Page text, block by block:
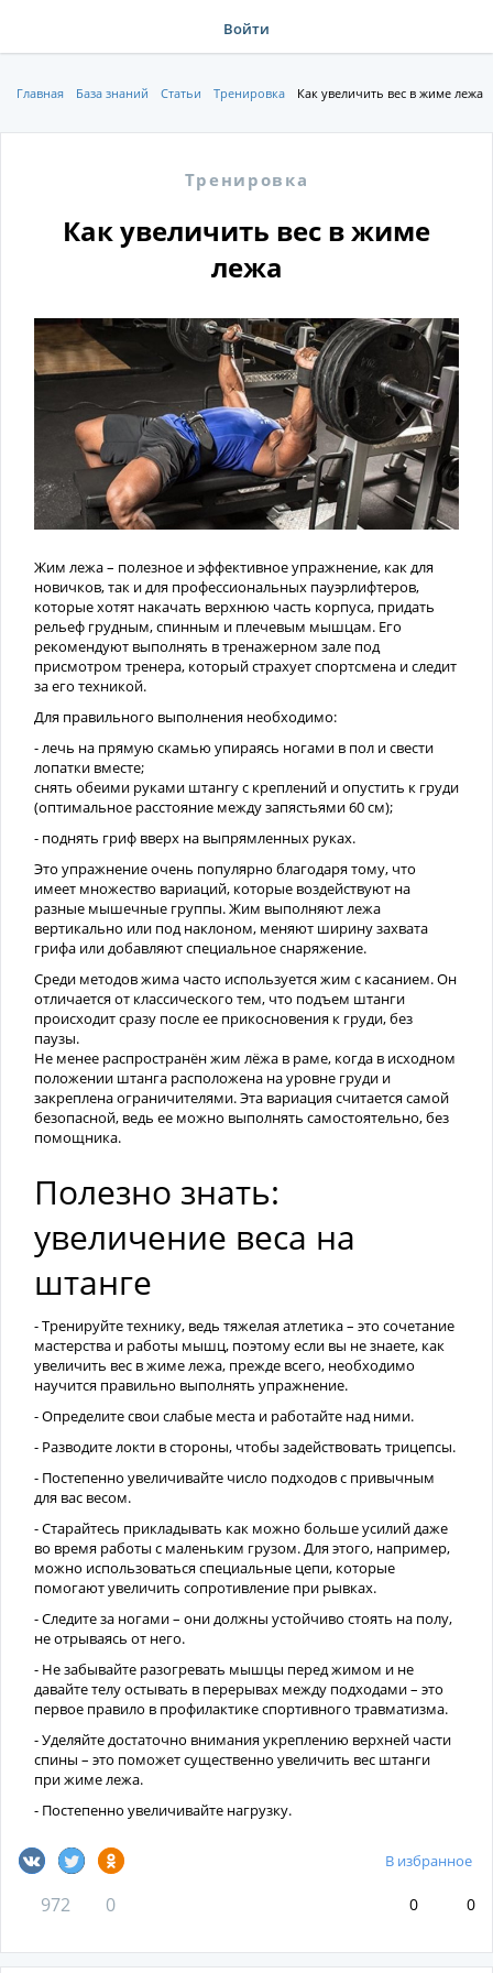
Войти
Главная База знаний Статьи Тренировка Как увеличить вес в жиме лежа
Тренировка
Как увеличить вес в жиме
лежа
Жим лежа – полезное и эффективное упражнение, как для
новичков, так и для профессиональных пауэрлифтеров,
которые хотят накачать верхнюю часть корпуса, придать
рельеф грудным, спинным и плечевым мышцам. Его
рекомендуют выполнять в тренажерном зале под
присмотром тренера, который страхует спортсмена и следит
за его техникой.
Для правильного выполнения необходимо:
- лечь на прямую скамью упираясь ногами в пол и свести
лопатки вместе;
снять обеими руками штангу с креплений и опустить к груди
(оптимальное расстояние между запястьями 60 см);
- поднять гриф вверх на выпрямленных руках.
Это упражнение очень популярно благодаря тому, что
имеет множество вариаций, которые воздействуют на
разные мышечные группы. Жим выполняют лежа
вертикально или под наклоном, меняют ширину захвата
грифа или добавляют специальное снаряжение.
Среди методов жима часто используется жим с касанием. Он
отличается от классического тем, что подъем штанги
происходит сразу после ее прикосновения к груди, без
паузы.
Не менее распространён жим лёжа в раме, когда в исходном
положении штанга расположена на уровне груди и
закреплена ограничителями. Эта вариация считается самой
безопасной, ведь ее можно выполнять самостоятельно, без
помощника.
Полезно знать:
увеличение веса на
штанге
- Тренируйте технику, ведь тяжелая атлетика – это сочетание
мастерства и работы мышц, поэтому если вы не знаете, как
увеличить вес в жиме лежа, прежде всего, необходимо
научится правильно выполнять упражнение.
- Определите свои слабые места и работайте над ними.
- Разводите локти в стороны, чтобы задействовать трицепсы.
- Постепенно увеличивайте число подходов с привычным
для вас весом.
- Старайтесь прикладывать как можно больше усилий даже
во время работы с маленьким грузом. Для этого, например,
можно использоваться специальные цепи, которые
помогают увеличить сопротивление при рывках.
- Следите за ногами – они должны устойчиво стоять на полу,
не отрываясь от него.
- Не забывайте разогревать мышцы перед жимом и не
давайте телу остывать в перерывах между подходами – это
первое правило в профилактике спортивного травматизма.
- Уделяйте достаточно внимания укреплению верхней части
спины – это поможет существенно увеличить вес штанги
при жиме лежа.
- Постепенно увеличивайте нагрузку.
В избранное
972 0 0 0